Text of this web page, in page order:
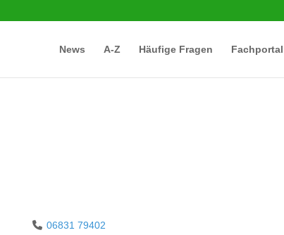
News A-Z Häufige Fragen Fachportal
06831 79402